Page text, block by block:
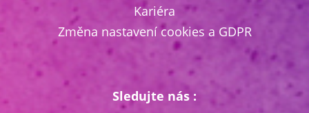
Kariéra
Změna nastavení cookies a GDPR
Sledujte nás :